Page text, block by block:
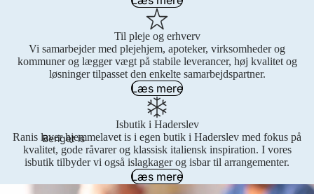
Beriget is
Til pleje og erhverv
Vi samarbejder med plejehjem, apoteker, virksomheder og
kommuner og lægger vægt på stabile leverancer, høj kvalitet og
løsninger tilpasset den enkelte samarbejdspartner.
Læs mere
Isbutik i Haderslev
Ranis laver hjemmelavet is i egen butik i Haderslev med fokus på
kvalitet, gode råvarer og klassisk italiensk inspiration. I vores
isbutik tilbyder vi også islagkager og isbar til arrangementer.
Læs mere